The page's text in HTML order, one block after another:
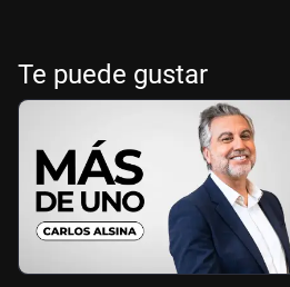
Te puede gustar